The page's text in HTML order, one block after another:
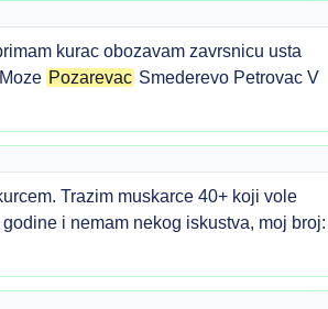
kurac obozavam zavrsnicu usta
Pozarevac Smederevo Petrovac V
Trazim muskarce 40+ koji vole
i nemam nekog iskustva, moj broj: